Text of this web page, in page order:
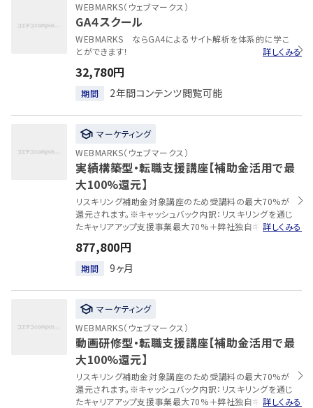
WEBMARKS（ウェブマークス）
GA４スクール
WEBMARKS ならGA4によるサイト解析を体系的に学こ
とができます！
詳しくみる
32,780円
期間 2年間コンテンツ閲覧可能
マーケティング
WEBMARKS（ウェブマークス）
実績構築型・転職支援講座【補助金活用で最
大100%還元】
リスキリング補助金対象講座のため受講料の最大70%が
還元されます。※キャッシュバック内訳：リスキリングを通じ
たキャリアアップ支援事業最大70%＋弊社独自キャッシュ
広告運用両方の実践的なスキルに加え、実務を通して転職
先で即戦力になれる知識とスキルが身に付きます。さらに
キャリアコンサルタントの伴走体制も整った、転職支援特化
型のコースです。
詳しくみる
877,800円
期間 9ヶ月
マーケティング
WEBMARKS（ウェブマークス）
動画研修型・転職支援講座【補助金活用で最
大100%還元】
リスキリング補助金対象講座のため受講料の最大70%が
還元されます。※キャッシュバック内訳：リスキリングを通じ
たキャリアアップ支援事業最大70%＋弊社独自キャッシュ
詳しくみる